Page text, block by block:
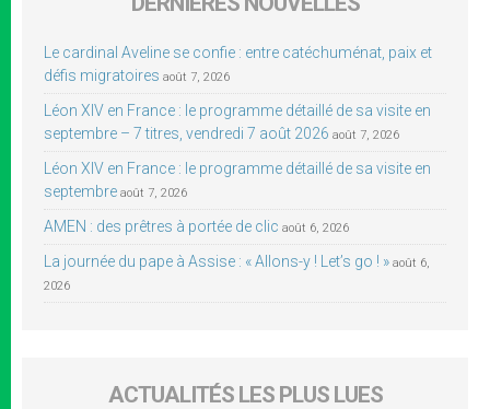
Le cardinal Aveline se confie : entre catéchuménat, paix et
défis migratoires août 7, 2026
Léon XIV en France : le programme détaillé de sa visite en
septembre – 7 titres, vendredi 7 août 2026 août 7, 2026
Léon XIV en France : le programme détaillé de sa visite en
septembre août 7, 2026
AMEN : des prêtres à portée de clic août 6, 2026
La journée du pape à Assise : « Allons-y ! Let’s go ! » août 6,
2026
ACTUALITÉS LES PLUS LUES